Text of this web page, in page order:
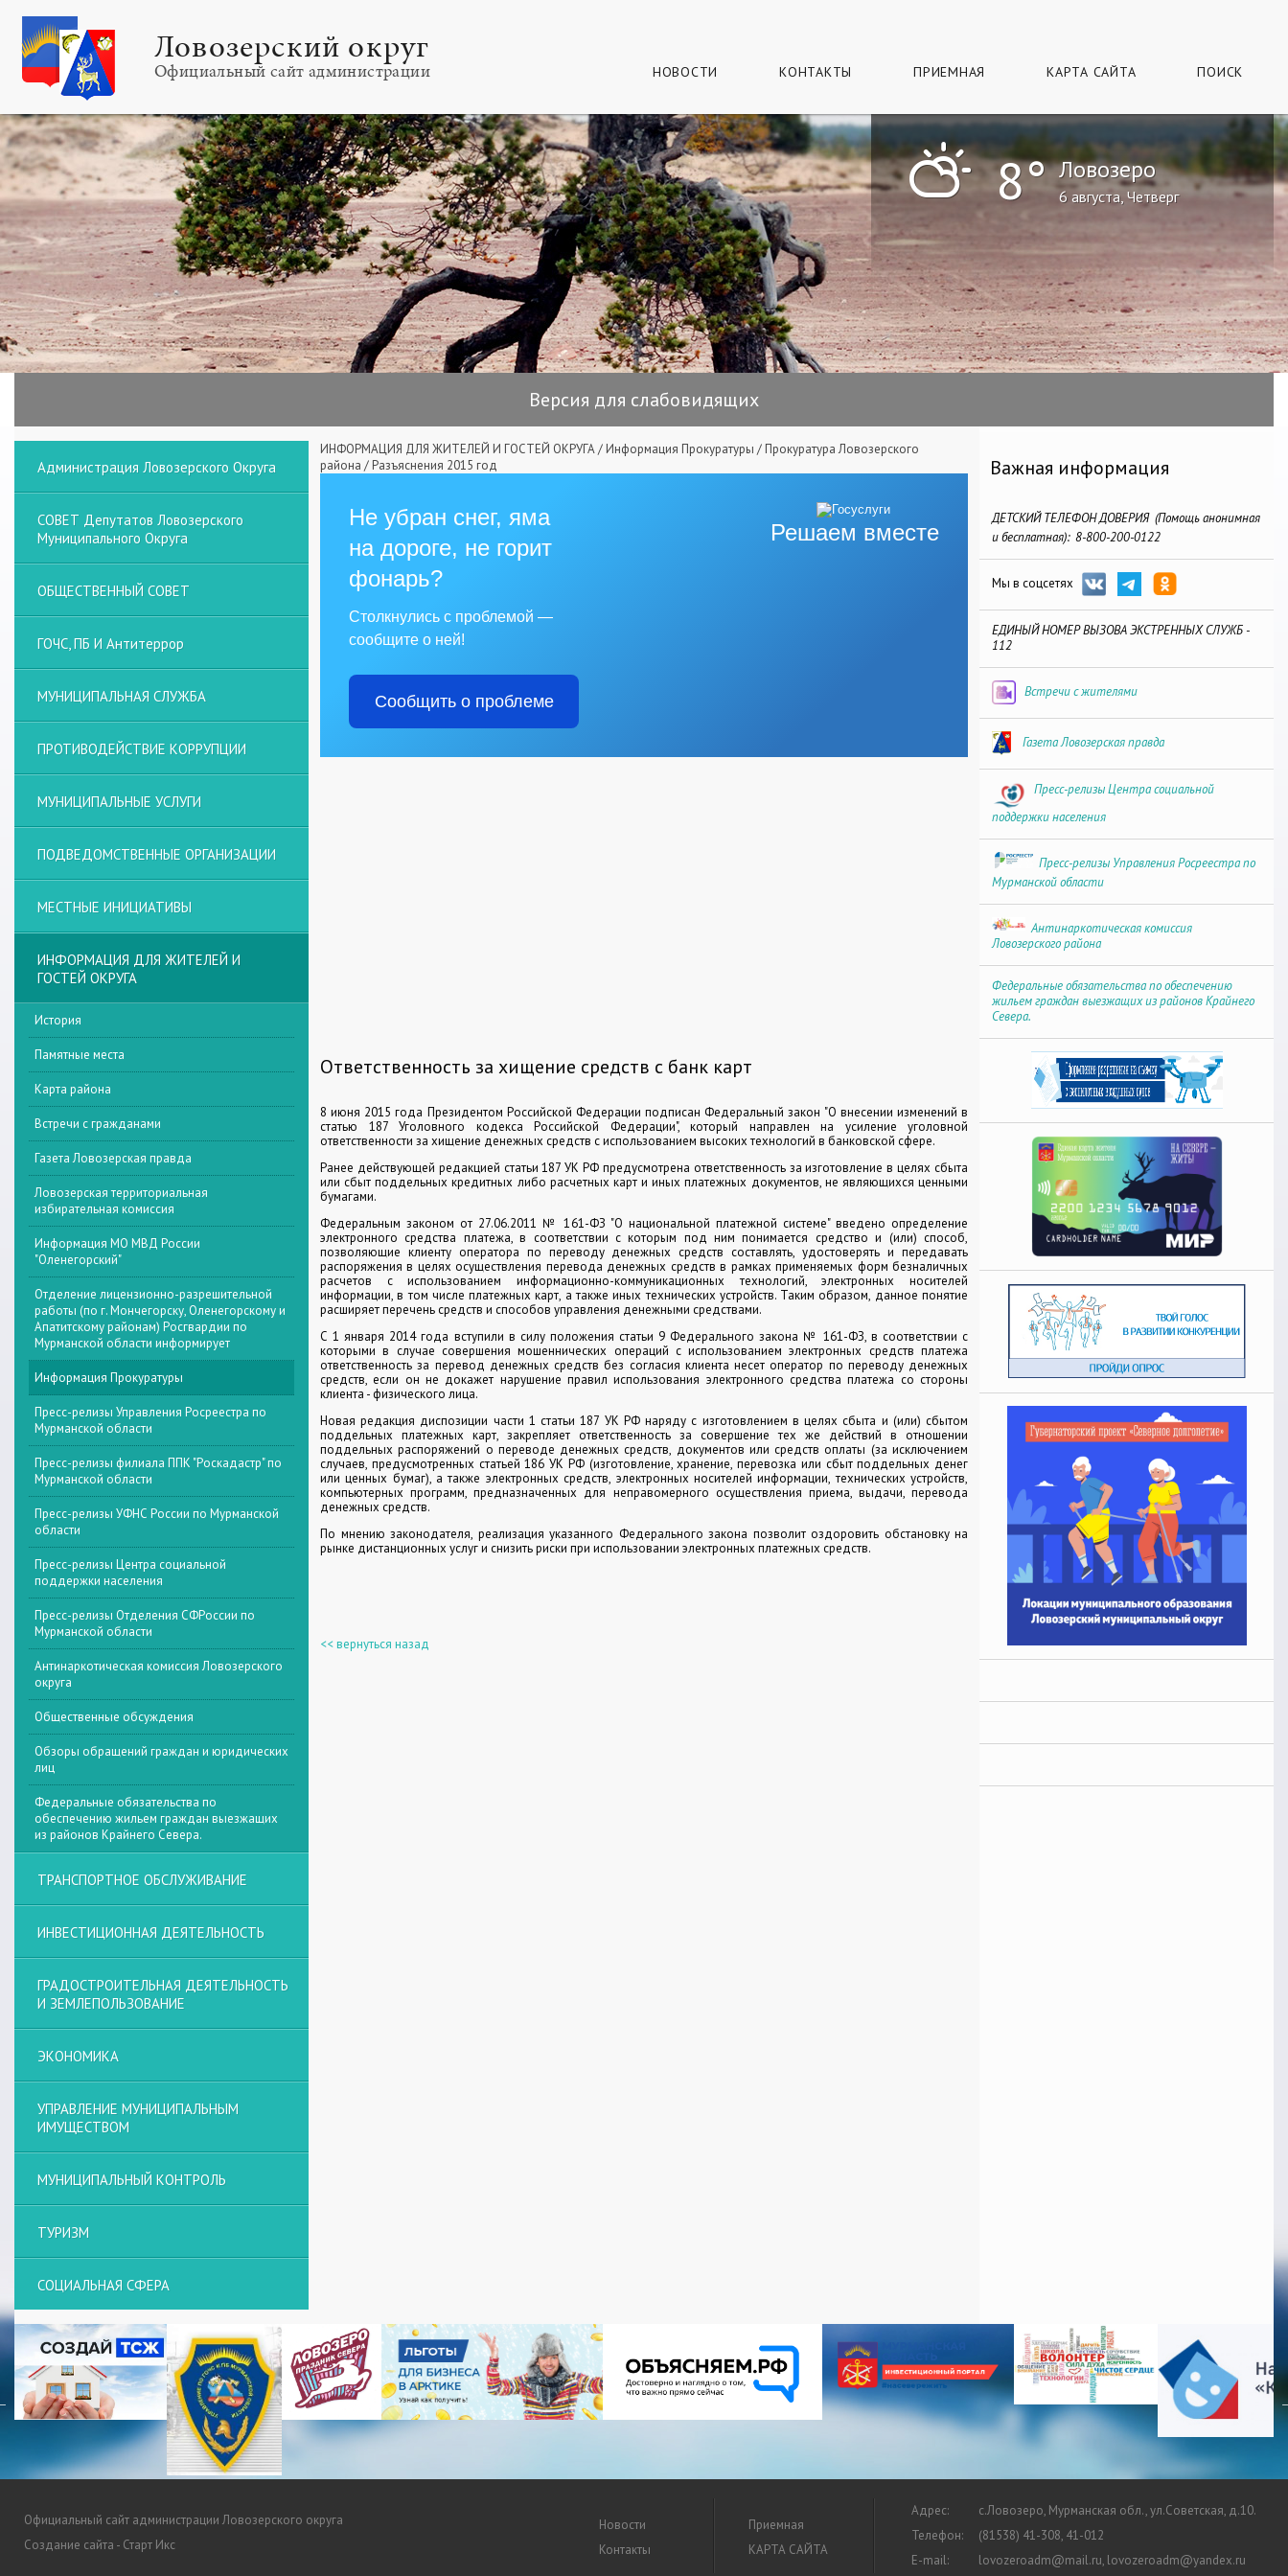
Ловозерский округ
Официальный сайт администрации НОВОСТИ КОНТАКТЫ ПРИЕМНАЯ КАРТА САЙТА ПОИСК
" 8° Ловозеро
6 августа, Четверг
Версия для слабовидящих
ИНФОРМАЦИЯ ДЛЯ ЖИТЕЛЕЙ И ГОСТЕЙ ОКРУГА/ Информация Прокуратуры / Прокуратура Ловозерского
района / Разъяснения 2015 год
Решаем вместе
Не убран снег, яма
на дороге, не горит
фонарь?
Столкнулись с проблемой —
сообщите о ней!
Сообщить о проблеме
Ответственность за хищение средств с банк карт
8 июня 2015 года Президентом Российской Федерации подписан Федеральный закон "О внесении изменений в
статью 187 Уголовного кодекса Российской Федерации", который направлен на усиление уголовной
ответственности за хищение денежных средств с использованием высоких технологий в банковской сфере.
Ранее действующей редакцией статьи 187 УК РФ предусмотрена ответственность за изготовление в целях сбыта
или сбыт поддельных кредитных либо расчетных карт и иных платежных документов, не являющихся ценными
бумагами.
Федеральным законом от 27.06.2011 № 161-ФЗ "О национальной платежной системе" введено определение
электронного средства платежа, в соответствии с которым под ним понимается средство и (или) способ,
позволяющие клиенту оператора по переводу денежных средств составлять, удостоверять и передавать
распоряжения в целях осуществления перевода денежных средств в рамках применяемых форм безналичных
расчетов с использованием информационно-коммуникационных технологий, электронных носителей
информации, в том числе платежных карт, а также иных технических устройств. Таким образом, данное понятие
расширяет перечень средств и способов управления денежными средствами.
С 1 января 2014 года вступили в силу положения статьи 9 Федерального закона № 161-ФЗ, в соответствии с
которыми в случае совершения мошеннических операций с использованием электронных средств платежа
ответственность за перевод денежных средств без согласия клиента несет оператор по переводу денежных
средств, если он не докажет нарушение правил использования электронного средства платежа со стороны
клиента - физического лица.
Новая редакция диспозиции части 1 статьи 187 УК РФ наряду с изготовлением в целях сбыта и (или) сбытом
поддельных платежных карт, закрепляет ответственность за совершение тех же действий в отношении
поддельных распоряжений о переводе денежных средств, документов или средств оплаты (за исключением
случаев, предусмотренных статьей 186 УК РФ (изготовление, хранение, перевозка или сбыт поддельных денег
или ценных бумаг), а также электронных средств, электронных носителей информации, технических устройств,
компьютерных программ, предназначенных для неправомерного осуществления приема, выдачи, перевода
денежных средств.
По мнению законодателя, реализация указанного Федерального закона позволит оздоровить обстановку на
рынке дистанционных услуг и снизить риски при использовании электронных платежных средств.
<< вернуться назад
Администрация Ловозерского Округа
СОВЕТ Депутатов Ловозерского
Муниципального Округа
ОБЩЕСТВЕННЫЙ СОВЕТ
ГОЧС, ПБ И Антитеррор
МУНИЦИПАЛЬНАЯ СЛУЖБА
ПРОТИВОДЕЙСТВИЕ КОРРУПЦИИ
МУНИЦИПАЛЬНЫЕ УСЛУГИ
ПОДВЕДОМСТВЕННЫЕ ОРГАНИЗАЦИИ
МЕСТНЫЕ ИНИЦИАТИВЫ
ИНФОРМАЦИЯ ДЛЯ ЖИТЕЛЕЙ И
ГОСТЕЙ ОКРУГА
История
Памятные места
Карта района
Встречи с гражданами
Газета Ловозерская правда
Ловозерская территориальная
избирательная комиссия
Информация МО МВД России
"Оленегорский"
Отделение лицензионно-разрешительной
работы (по г. Мончегорску, Оленегорскому и
Апатитскому районам) Росгвардии по
Мурманской области информирует
Информация Прокуратуры
Пресс-релизы Управления Росреестра по
Мурманской области
Пресс-релизы филиала ППК "Роскадастр" по
Мурманской области
Пресс-релизы УФНС России по Мурманской
области
Пресс-релизы Центра социальной
поддержки населения
Пресс-релизы Отделения СФРоссии по
Мурманской области
Антинаркотическая комиссия Ловозерского
округа
Общественные обсуждения
Обзоры обращений граждан и юридических
лиц
Федеральные обязательства по
обеспечению жильем граждан выезжащих
из районов Крайнего Севера.
ТРАНСПОРТНОЕ ОБСЛУЖИВАНИЕ
ИНВЕСТИЦИОННАЯ ДЕЯТЕЛЬНОСТЬ
ГРАДОСТРОИТЕЛЬНАЯ ДЕЯТЕЛЬНОСТЬ
И ЗЕМЛЕПОЛЬЗОВАНИЕ
ЭКОНОМИКА
УПРАВЛЕНИЕ МУНИЦИПАЛЬНЫМ
ИМУЩЕСТВОМ
МУНИЦИПАЛЬНЫЙ КОНТРОЛЬ
ТУРИЗМ
СОЦИАЛЬНАЯ СФЕРА
Важная информация
ДЕТСКИЙ ТЕЛЕФОН ДОВЕРИЯ (Помощь анонимная
и бесплатная): 8-800-200-0122
Мы в соцсетях
ЕДИНЫЙ НОМЕР ВЫЗОВА ЭКСТРЕННЫХ СЛУЖБ -
112
Встречи с жителями
Газета Ловозерская правда
Пресс-релизы Центра социальной
поддержки населения
Пресс-релизы Управления Росреестра по
Мурманской области
Антинаркотическая комиссия
Ловозерского района
Федеральные обязательства по обеспечению
жильем граждан выезжащих из районов Крайнего
Севера.
Официальный сайт администрации Ловозерского округа
Создание сайта - Старт Икс
Адрес:
с.Ловозеро, Мурманская обл., ул.Советская, д.10.
Телефон:
(81538) 41-308, 41-012
E-mail:
lovozeroadm@mail.ru, lovozeroadm@yandex.ru
Новости
Контакты
Приемная
КАРТА САЙТА